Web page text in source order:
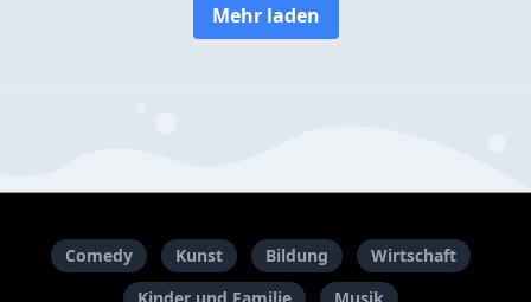
Mehr laden
Comedy Kunst Bildung
Wirtschaft